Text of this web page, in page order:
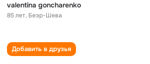
valentina goncharenko
85 лет, Беэр-Шева
Добавить в друзья